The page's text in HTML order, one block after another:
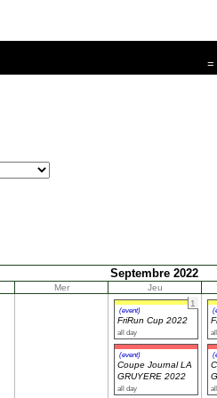
=
Menu
Septembre 2022
Mer
Jeu
1
(event)
FriRun Cup 2022
all day
(event)
Coupe Journal LA
GRUYERE 2022
all day